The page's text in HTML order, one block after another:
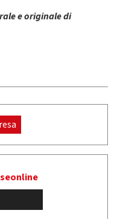
e originale di